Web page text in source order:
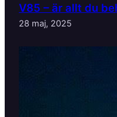
V85 – är allt du
28 maj, 2025